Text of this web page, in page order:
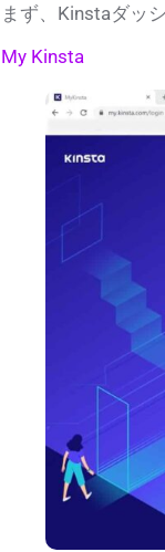
まず、Kinstaダッ
My Kinsta